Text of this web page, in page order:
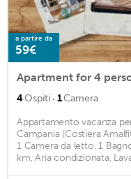
a partire da
59€
Apartment for 4
4Ospiti · 1Camera
Appartamento vacanza
Campania (Costiera
1 Camera da letto, 1
km, Aria condizionata,